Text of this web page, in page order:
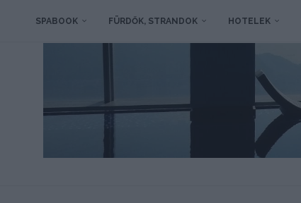
SPABOOK FÜRDŐK, STRANDOK HOTELEK